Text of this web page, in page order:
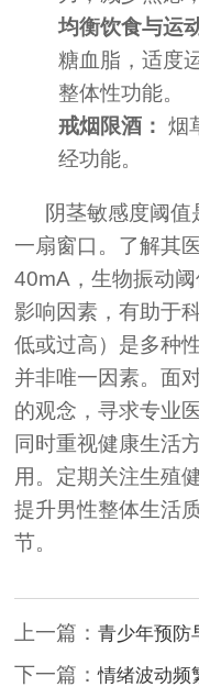
均衡饮食与运
糖血脂，适度
整体性功能。
戒烟限酒： 烟
经功能。
阴茎敏感度阈值
一扇窗口。了解其
40mA，生物振动
影响因素，有助于
低或过高）是多种
并非唯一因素。面
的观念，寻求专业
同时重视健康生活
用。定期关注生殖
提升男性整体生活
节。
上一篇：青少年预防
下一篇：情绪波动频